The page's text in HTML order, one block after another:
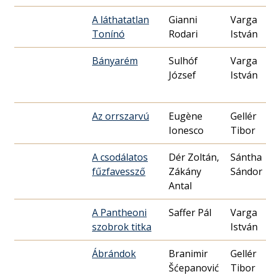
A láthatatlan
Tonínó
Gianni
Rodari
Varga
István
Bányarém
Sulhóf
József
Varga
István
Az orrszarvú
Eugène
Ionesco
Gellér
Tibor
A csodálatos
fűzfavessző
Dér Zoltán,
Zákány
Antal
Sántha
Sándor
A Pantheoni
szobrok titka
Saffer Pál
Varga
István
Ábrándok
Branimir
Šćepanović
Gellér
Tibor